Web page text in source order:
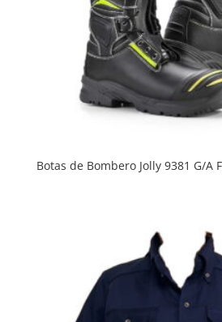
Botas de Bombero Jolly 9381 G/A